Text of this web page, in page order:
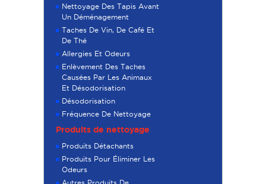
Nettoyage Des Tapis Avant
Un Déménagement
Taches De Vin, De Café Et
De Thé
Allergies Et Odeurs
Enlèvement Des Taches
Causées Par Les Animaux
Et Désodorisation
Désodorisation
Fréquence De Nettoyage
Produits de nettoyage
Produits Détachants
Produits Pour Éliminer Les
Odeurs